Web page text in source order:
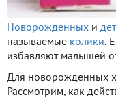
Новорожденных и
называемые колики.
избавляют малышей
Для новорожденных
Рассмотрим, как